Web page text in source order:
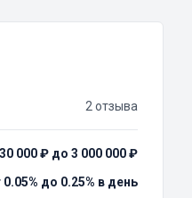
2 отзыва
000 ₽ до 3 000 000 ₽
0.05% до 0.25% в день